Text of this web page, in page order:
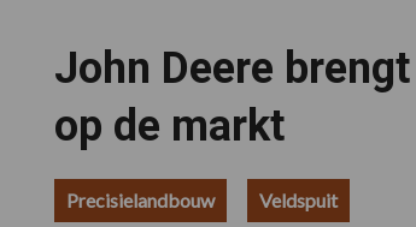
John Deere
op de markt
Precisielandbouw Veldspuit